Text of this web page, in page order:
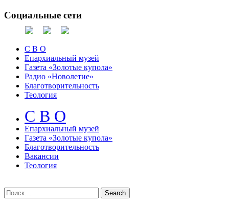
Социальные сети
С В О
Епархиальный музей
Газета «Золотые купола»
Радио «Новолетие»
Благотворительность
Теология
С В О
Епархиальный музeй
Газета «Золотые купола»
Благотворительность
Вакансии
Теология